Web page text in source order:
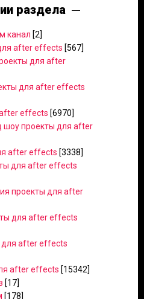
раздела
канал [2]
after effects [567]
для after
для after effects
effects [6970]
шоу проекты для after
after effects [3338]
для after effects
проекты для after
для after effects
after effects
after effects [15342]
[17]
[178]